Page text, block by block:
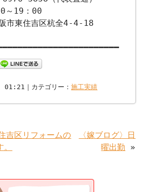
～19：00
市東住吉区杭全4-4-18
｜カテゴリー：施工実績
吉区リフォームの
〈嫁ブログ〉日
曜出勤 »